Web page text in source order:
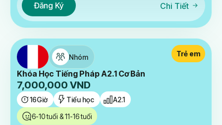
Đăng Ký Chi Tiết
Nhóm
Khóa Học Tiếng Pháp A2.1 Cơ Bản
7,000,000 VND
16Giờ Tiểu học A2.1
Trẻ em
6-10 tuổi & 11-16 tuổi